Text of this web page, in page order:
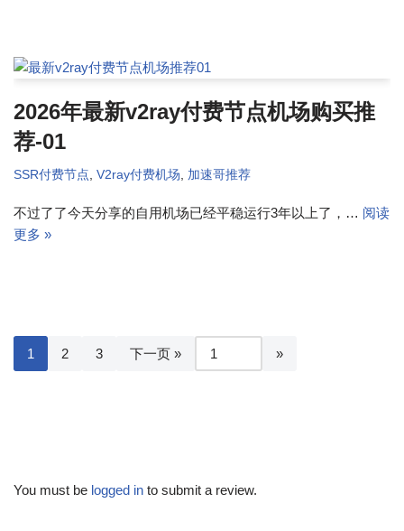
2026年最新v2ray付费节点机场购买推
荐-01
SSR付费节点 V2ray付费机场 加速哥推荐
不过了了今天分享的自用机场已经平稳运行3年以上了，… 阅读
更多 »
1 2 3 下一页 »
You must be logged in to submit a review.